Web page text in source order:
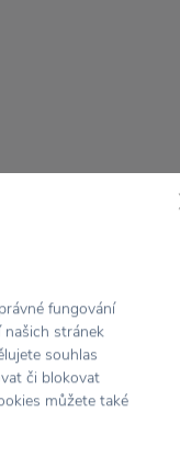
Vhodný do myčky
fungování
našich stránek
souhlas
či blokovat
můžete také